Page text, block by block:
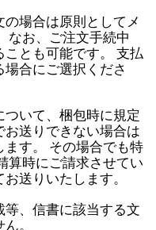
場合は原則としてメ
なお、ご注文手続中
とも可能です。 支払
合にご選択くださ
いて、梱包時に規定
送りできない場合は
す。 その場合でも特
算時にご請求させてい
送りいたします。
、信書に該当する文
。